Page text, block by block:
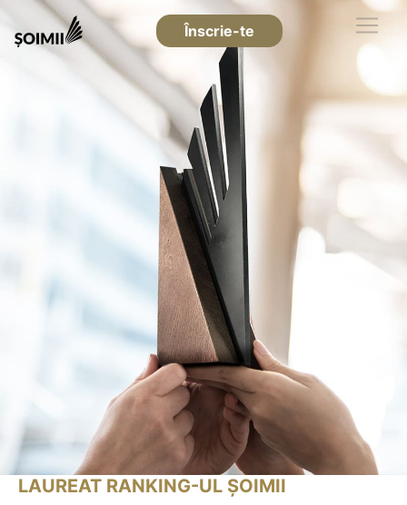
Înscrie-te
LAUREAT RANKING-UL ȘOIMII